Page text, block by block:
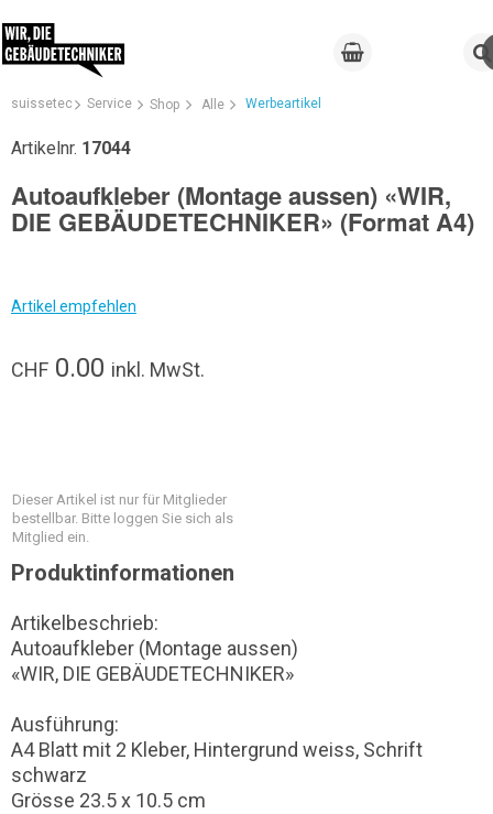
suissetec Service Shop Alle Werbeartikel
Artikelnr. 17044
Autoaufkleber (Montage aussen) «WIR,
DIE GEBÄUDETECHNIKER» (Format A4)
Artikel empfehlen
CHF 0.00 inkl. MwSt.
Dieser Artikel ist nur für Mitglieder
bestellbar. Bitte loggen Sie sich als
Mitglied ein.
Produktinformationen
Artikelbeschrieb:
Autoaufkleber (Montage aussen)
«WIR, DIE GEBÄUDETECHNIKER»
Ausführung:
A4 Blatt mit 2 Kleber, Hintergrund weiss, Schrift
schwarz
Grösse 23.5 x 10.5 cm